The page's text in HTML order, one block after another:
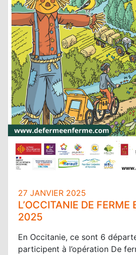
27 JANVIER 2025
L’OCCITANIE DE FERME
2025
En Occitanie, ce sont 6
participent à l’opération De